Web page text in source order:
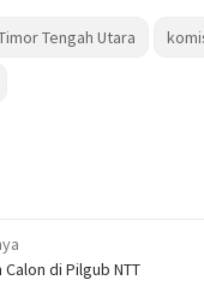
Tengah Utara
Calon di Pilgub NTT